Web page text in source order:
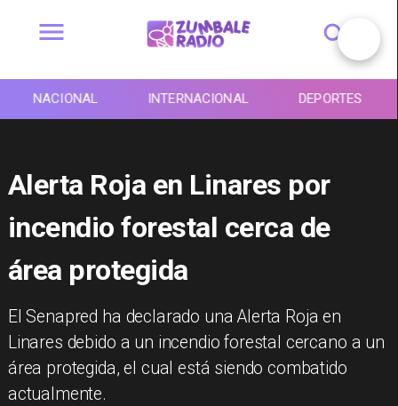
NACIONAL INTERNACIONAL DEPORTES
Alerta Roja en Linares por
incendio forestal cerca de
área protegida
El Senapred ha declarado una Alerta Roja en
Linares debido a un incendio forestal cercano a un
área protegida, el cual está siendo combatido
actualmente.